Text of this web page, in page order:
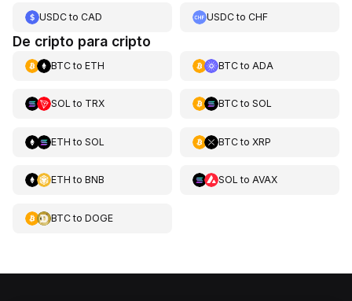
USDCto CAD USDCtoCHF
De cripto para cripto
BTCto ETH BTCto ADA
SOL to TRX BTCto SOL
ETH to SOL BTCto XRP
ETH to BNB SOL to AVAX
BTCto DOGE